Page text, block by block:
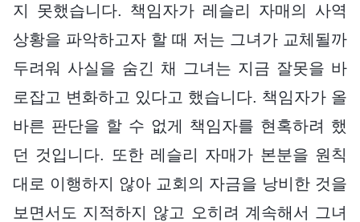
지 못했습니다. 책임자가 레슬리 자매의 사역
상황을 파악하고자 할 때 저는 그녀가 교체될까
두려워 사실을 숨긴 채 그녀는 지금 잘못을 바
로잡고 변화하고 있다고 했습니다. 책임자가 올
바른 판단을 할 수 없게 책임자를 현혹하려 했
던 것입니다. 또한 레슬리 자매가 본분을 원칙
대로 이행하지 않아 교회의 자금을 낭비한 것을
보면서도 지적하지 않고 오히려 계속해서 그녀